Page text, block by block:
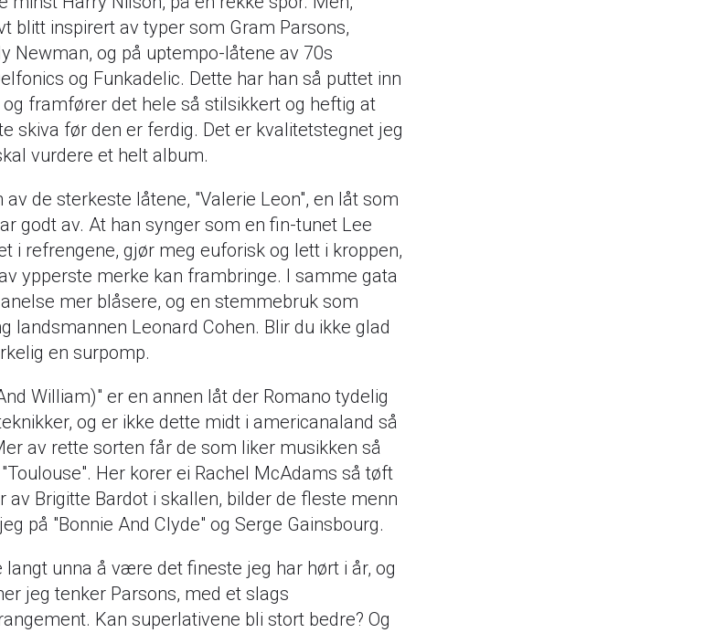
blitt inspirert av typer som Gram Parsons,
Newman, og på uptempo-låtene av 70s
og Funkadelic. Dette har han så puttet inn
framfører det hele så stilsikkert og heftig at
skiva før den er ferdig. Det er kvalitetstegnet jeg
vurdere et helt album.
de sterkeste låtene, "Valerie Leon", en låt som
godt av. At han synger som en fin-tunet Lee
i refrengene, gjør meg euforisk og lett i kroppen,
ypperste merke kan frambringe. I samme gata
mer blåsere, og en stemmebruk som
landsmannen Leonard Cohen. Blir du ikke glad
en surpomp.
William)" er en annen låt der Romano tydelig
og er ikke dette midt i americanaland så
av rette sorten får de som liker musikken så
Her korer ei Rachel McAdams så tøft
av Brigitte Bardot i skallen, bilder de fleste menn
på "Bonnie And Clyde" og Serge Gainsbourg.
langt unna å være det fineste jeg har hørt i år, og
jeg tenker Parsons, med et slags
Kan superlativene bli stort bedre? Og